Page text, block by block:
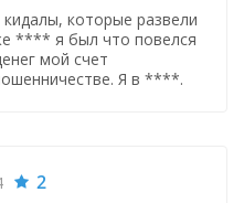
которые развели
**** я был что повелся
мой счет
Я в ****.
2